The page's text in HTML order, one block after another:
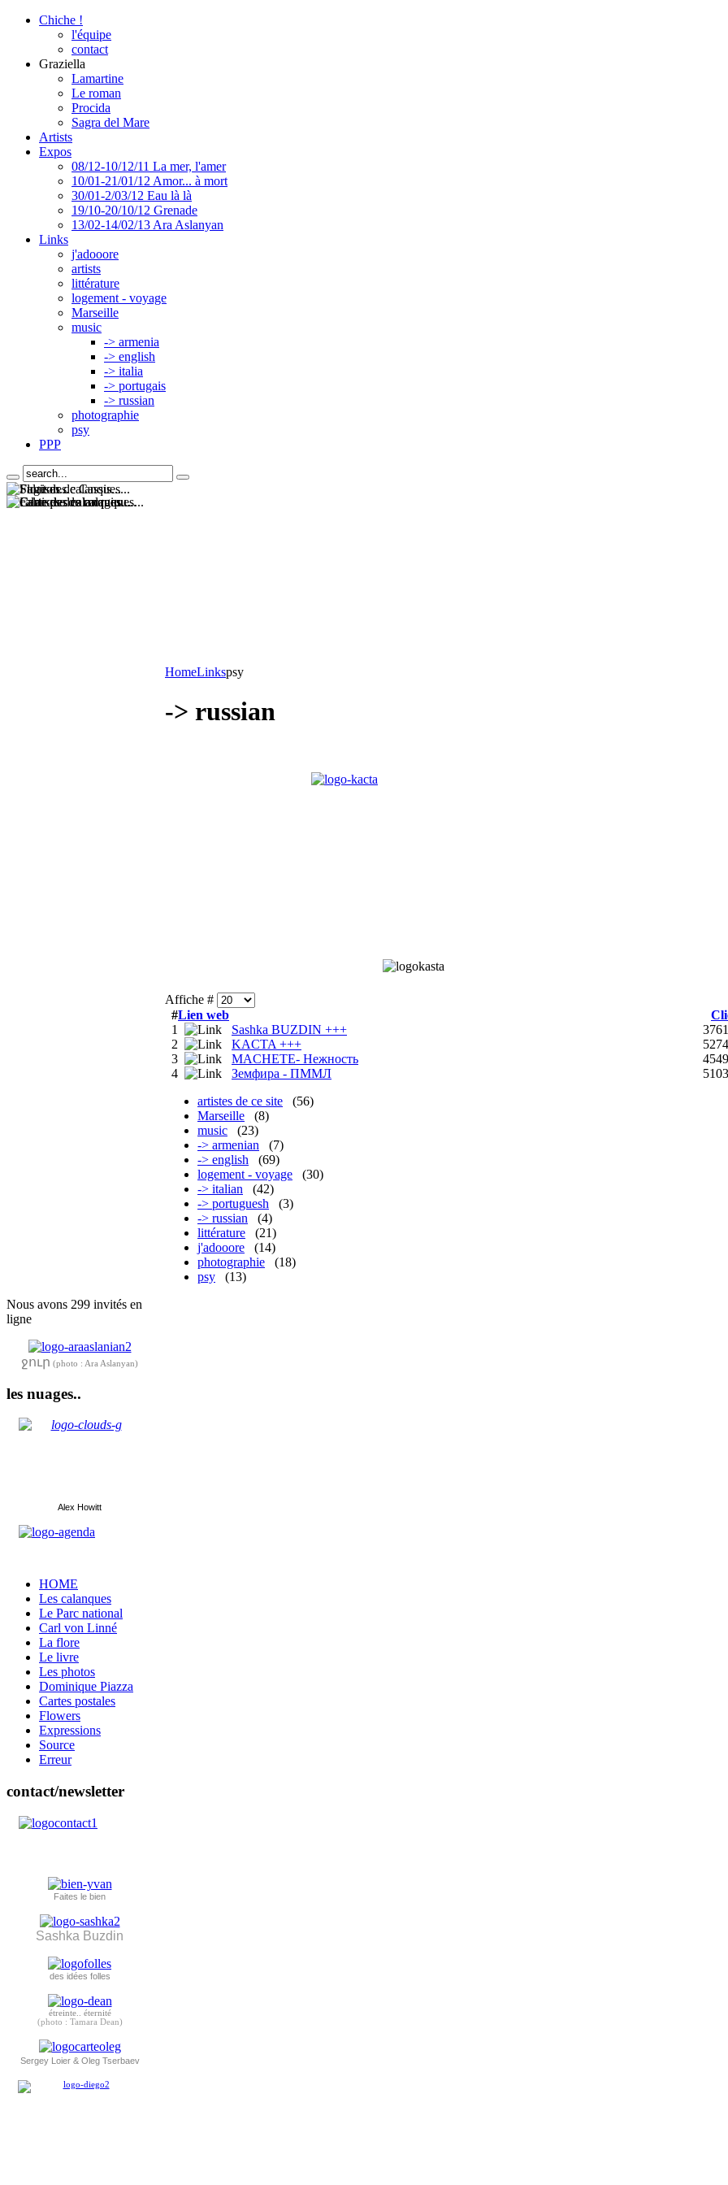
Chiche !
l'équipe
contact
Graziella
Lamartine
Le roman
Procida
Sagra del Mare
Artists
Expos
08/12-10/12/11 La mer, l'amer
10/01-21/01/12 Amor... à mort
30/01-2/03/12 Eau là là
19/10-20/10/12 Grenade
13/02-14/02/13 Ara Aslanyan
Links
j'adooore
artists
littérature
logement - voyage
Marseille
music
-> armenia
-> english
-> italia
-> portugais
-> russian
photographie
psy
PPP
HomeLinkspsy
-> russian
Affiche #
#Lien web
1
Sashka BUZDIN +++
3761
2
KACTA +++
5274
3
MACHETE- Нежность
4549
4
Земфира - ПММЛ
5103
artistes de ce site
(56)
Marseille
(8)
music
(23)
-> armenian
(7)
-> english
(69)
logement - voyage
(30)
-> italian
(42)
-> portuguesh
(3)
-> russian
(4)
littérature
(21)
j'adooore
(14)
photographie
(18)
psy
(13)
Nous avons 299 invités en
ligne
ջուր (photo : Ara Aslanyan)
les nuages..
Alex Howitt
HOME
Les calanques
Le Parc national
Carl von Linné
La flore
Le livre
Les photos
Dominique Piazza
Cartes postales
Flowers
Expressions
Source
Erreur
contact/newsletter
Faites le bien
Sashka Buzdin
des idées folles
étreinte.. éternité
(photo : Tamara Dean)
Sergey Loier & Oleg Tserbaev